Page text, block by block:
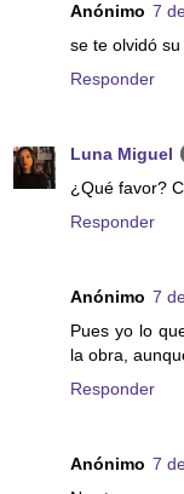
Anónimo 7
se te olvidó
Responder
Luna Miguel
¿Qué favor?
Responder
Anónimo 7
Pues yo lo
la obra,
Responder
Anónimo 7